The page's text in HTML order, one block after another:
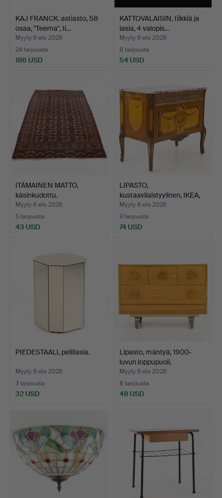
KAJ FRANCK. astiasto, 58
osaa, "Teema", Ii…
Myyty 6 elo 2026
24 tarjousta
186 USD
KATTOVALAISIN, tiikkiä ja
lasia, 4 valopis…
Myyty 6 elo 2026
8 tarjousta
54 USD
ITÄMAINEN MATTO,
käsinkudottu.
Myyty 6 elo 2026
5 tarjousta
43 USD
LIPASTO,
kustaavilaistyylinen, IKEA,
1960-…
Myyty 6 elo 2026
9 tarjousta
74 USD
PIEDESTAALI, peililasia.
Myyty 6 elo 2026
3 tarjousta
32 USD
Lipasto, mäntyä, 1900-
luvun loppupuoli.
Myyty 6 elo 2026
8 tarjousta
48 USD